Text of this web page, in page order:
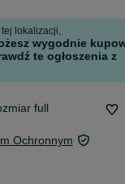
lokalizacji,
wygodnie
te ogłoszenia z
full
Ochronnym